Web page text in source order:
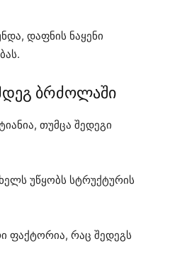
დაფნის ნაყენი
ბრძოლაში
თუმცა შედეგი
უწყობს სტრუქტურის
ფაქტორია, რაც შედეგს